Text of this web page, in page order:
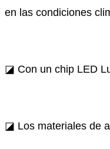
en las condiciones
◪ Con un chip LED
◪ Los materiales de